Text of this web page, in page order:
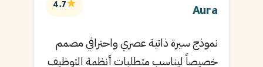
Aura
★
4.7
نموذج سيرة ذاتية عصري واحترافي مصمم
خصيصاً ليناسب متطلبات أنظمة التوظيف